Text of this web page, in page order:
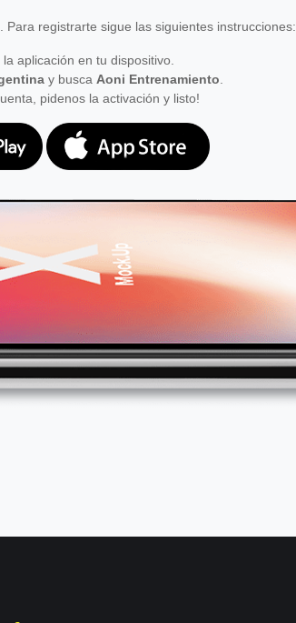
Para registrarte sigue las siguientes instrucciones:
la aplicación en tu dispositivo.
y busca Aoni Entrenamiento
pidenos la activación y listo!